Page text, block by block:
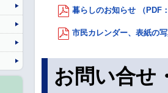
暮らしのお知らせ （PDF
市民カレンダー、表紙の
お問い合せ